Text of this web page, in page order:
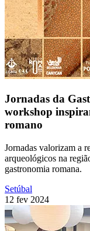
Jornadas da
workshop
romano
Jornadas valorizam a
arqueológicos na
gastronomia romana.
Setúbal
12 fev 2024